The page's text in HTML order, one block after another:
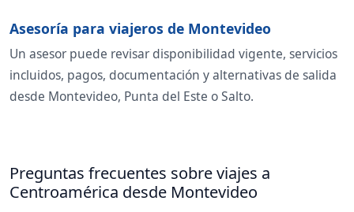
Asesoría para viajeros de Montevideo
Un asesor puede revisar disponibilidad vigente, servicios
incluidos, pagos, documentación y alternativas de salida
desde Montevideo, Punta del Este o Salto.
Preguntas frecuentes sobre viajes a
Centroamérica desde Montevideo